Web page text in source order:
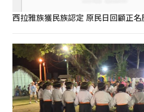
西拉雅族獲民族認定 原民日回顧正名